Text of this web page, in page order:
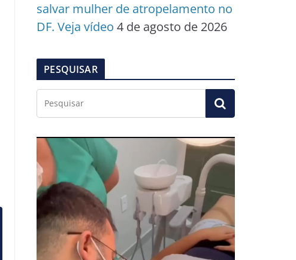
salvar mulher de atropelamento no
DF. Veja vídeo 4 de agosto de 2026
PESQUISAR